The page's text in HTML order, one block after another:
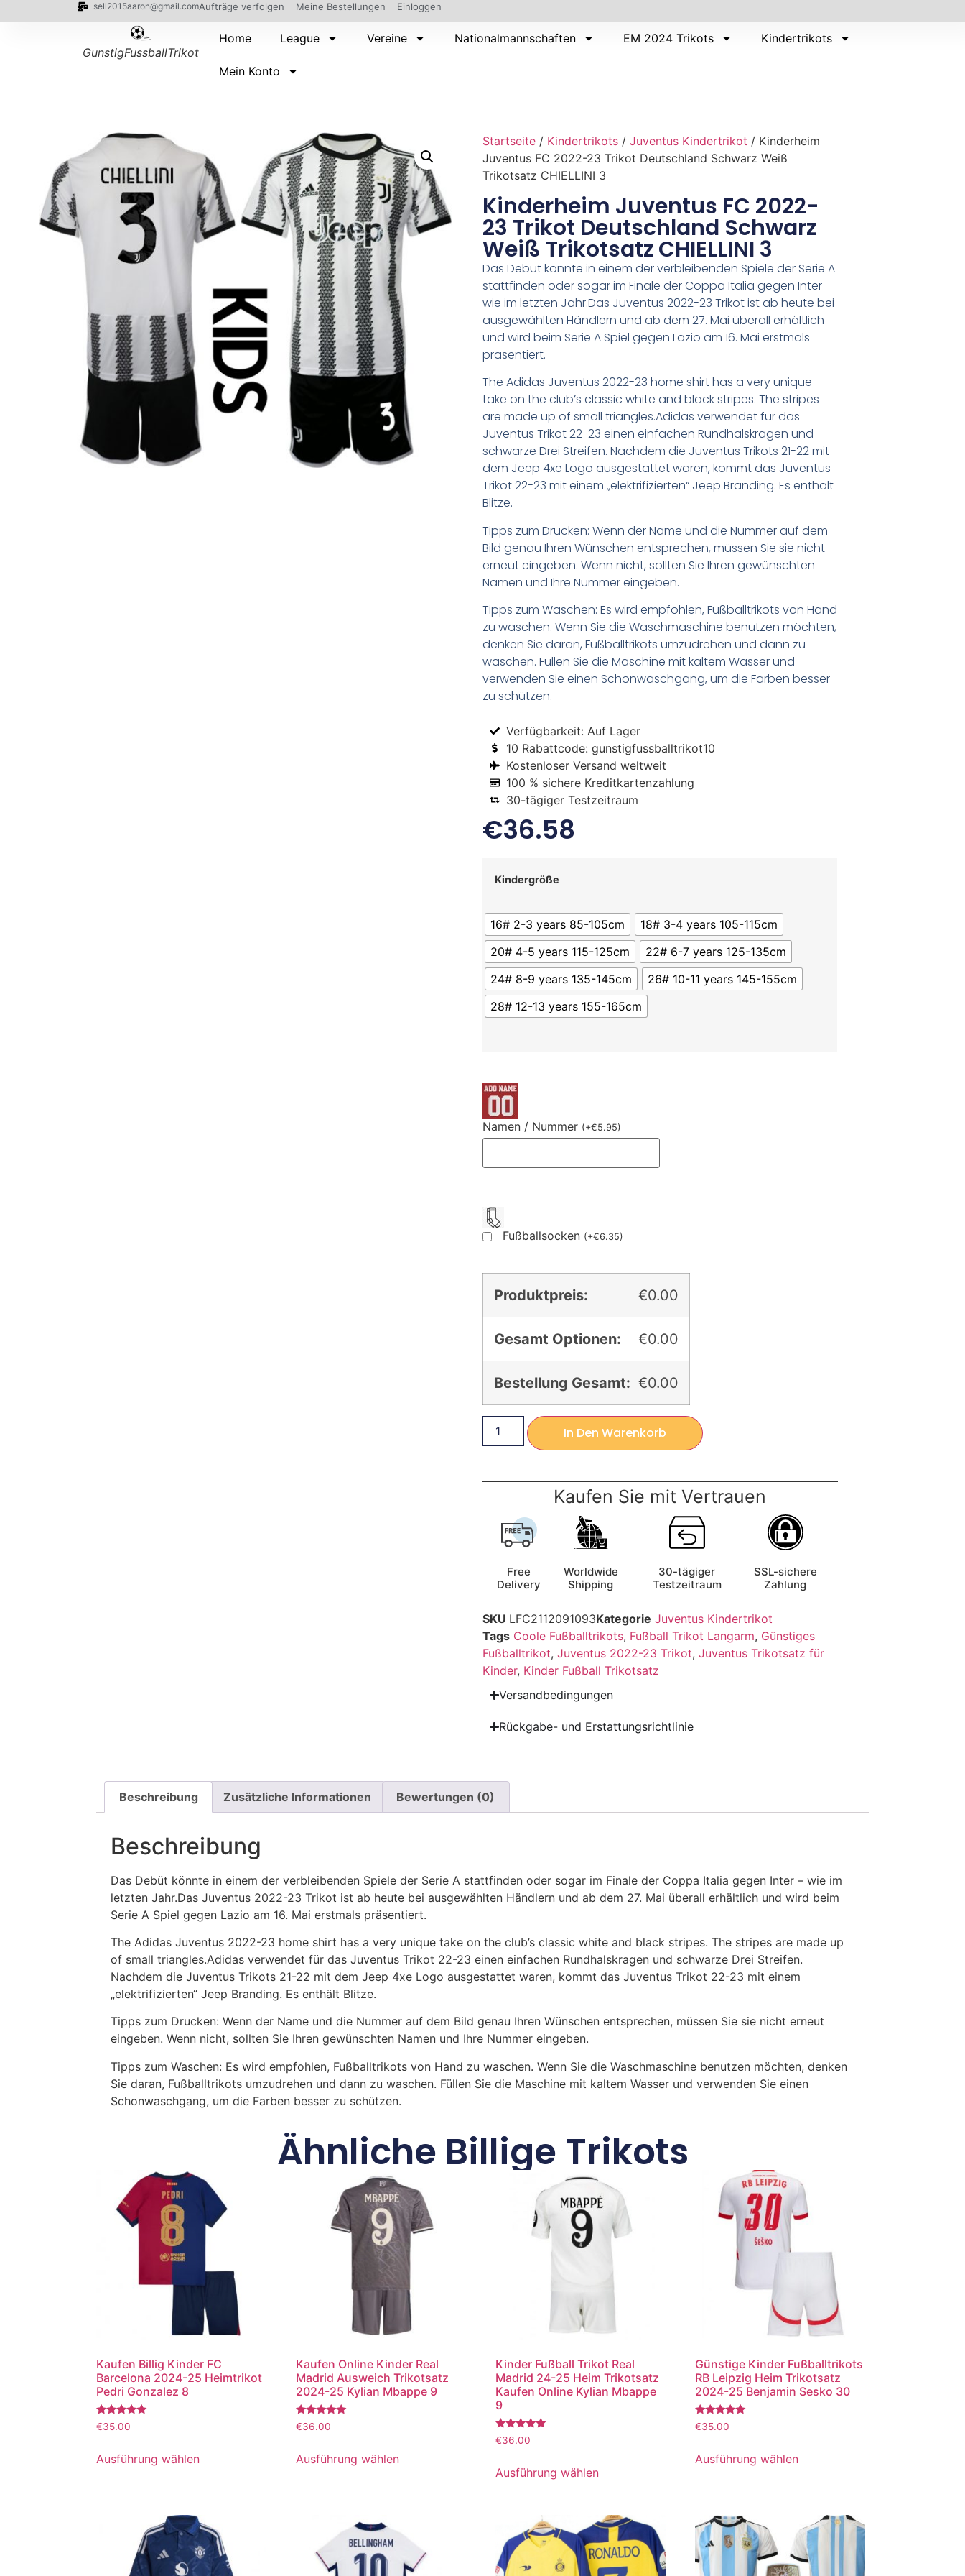
sell2015aaron@gmail.comAufträge verfolgen Meine Bestellungen Einloggen
GunstigFussballTrikot
Home League Vereine Nationalmannschaften EM 2024 Trikots Kindertrikots
Mein Konto
Startseite / Kindertrikots / Juventus Kindertrikot / Kinderheim
Juventus FC 2022-23 Trikot Deutschland Schwarz Weiß
Trikotsatz CHIELLINI 3
Kinderheim Juventus FC 2022-
23 Trikot Deutschland Schwarz
Weiß Trikotsatz CHIELLINI 3
Das Debüt könnte in einem der verbleibenden Spiele der Serie A
stattfinden oder sogar im Finale der Coppa Italia gegen Inter –
wie im letzten Jahr.Das Juventus 2022-23 Trikot ist ab heute bei
ausgewählten Händlern und ab dem 27. Mai überall erhältlich
und wird beim Serie A Spiel gegen Lazio am 16. Mai erstmals
präsentiert.
The Adidas Juventus 2022-23 home shirt has a very unique
take on the club’s classic white and black stripes. The stripes
are made up of small triangles.Adidas verwendet für das
Juventus Trikot 22-23 einen einfachen Rundhalskragen und
schwarze Drei Streifen. Nachdem die Juventus Trikots 21-22 mit
dem Jeep 4xe Logo ausgestattet waren, kommt das Juventus
Trikot 22-23 mit einem „elektrifizierten“ Jeep Branding. Es enthält
Blitze.
Tipps zum Drucken: Wenn der Name und die Nummer auf dem
Bild genau Ihren Wünschen entsprechen, müssen Sie sie nicht
erneut eingeben. Wenn nicht, sollten Sie Ihren gewünschten
Namen und Ihre Nummer eingeben.
Tipps zum Waschen: Es wird empfohlen, Fußballtrikots von Hand
zu waschen. Wenn Sie die Waschmaschine benutzen möchten,
denken Sie daran, Fußballtrikots umzudrehen und dann zu
waschen. Füllen Sie die Maschine mit kaltem Wasser und
verwenden Sie einen Schonwaschgang, um die Farben besser
zu schützen.
Verfügbarkeit: Auf Lager
10 Rabattcode: gunstigfussballtrikot10
Kostenloser Versand weltweit
100 % sichere Kreditkartenzahlung
30-tägiger Testzeitraum
€36.58
Kindergröße
16# 2-3 years 85-105cm
18# 3-4 years 105-115cm
20# 4-5 years 115-125cm
22# 6-7 years 125-135cm
24# 8-9 years 135-145cm
26# 10-11 years 145-155cm
28# 12-13 years 155-165cm
Namen / Nummer (+€5.95)
Fußballsocken (+€6.35)
Produktpreis: €0.00
Gesamt Optionen: €0.00
Bestellung Gesamt: €0.00
In Den Warenkorb
Kaufen Sie mit Vertrauen
Free
Delivery
Worldwide
Shipping
30-tägiger
Testzeitraum
SSL-sichere
Zahlung
SKU LFC2112091093Kategorie Juventus Kindertrikot
Tags Coole Fußballtrikots, Fußball Trikot Langarm, Günstiges
Fußballtrikot, Juventus 2022-23 Trikot, Juventus Trikotsatz für
Kinder, Kinder Fußball Trikotsatz
Versandbedingungen
Rückgabe- und Erstattungsrichtlinie
Beschreibung Zusätzliche Informationen Bewertungen (0)
Beschreibung
Das Debüt könnte in einem der verbleibenden Spiele der Serie A stattfinden oder sogar im Finale der Coppa Italia gegen Inter – wie im
letzten Jahr.Das Juventus 2022-23 Trikot ist ab heute bei ausgewählten Händlern und ab dem 27. Mai überall erhältlich und wird beim
Serie A Spiel gegen Lazio am 16. Mai erstmals präsentiert.
The Adidas Juventus 2022-23 home shirt has a very unique take on the club’s classic white and black stripes. The stripes are made up
of small triangles.Adidas verwendet für das Juventus Trikot 22-23 einen einfachen Rundhalskragen und schwarze Drei Streifen.
Nachdem die Juventus Trikots 21-22 mit dem Jeep 4xe Logo ausgestattet waren, kommt das Juventus Trikot 22-23 mit einem
„elektrifizierten“ Jeep Branding. Es enthält Blitze.
Tipps zum Drucken: Wenn der Name und die Nummer auf dem Bild genau Ihren Wünschen entsprechen, müssen Sie sie nicht erneut
eingeben. Wenn nicht, sollten Sie Ihren gewünschten Namen und Ihre Nummer eingeben.
Tipps zum Waschen: Es wird empfohlen, Fußballtrikots von Hand zu waschen. Wenn Sie die Waschmaschine benutzen möchten, denken
Sie daran, Fußballtrikots umzudrehen und dann zu waschen. Füllen Sie die Maschine mit kaltem Wasser und verwenden Sie einen
Schonwaschgang, um die Farben besser zu schützen.
Ähnliche Billige Trikots
Kaufen Billig Kinder FC
Barcelona 2024-25 Heimtrikot
Pedri Gonzalez 8
Bewertet
mit
€35.00
Ausführung wählen
Kaufen Online Kinder Real
Madrid Ausweich Trikotsatz
2024-25 Kylian Mbappe 9
Bewertet
mit
€36.00
Ausführung wählen
Kinder Fußball Trikot Real
Madrid 24-25 Heim Trikotsatz
Kaufen Online Kylian Mbappe
9
Bewertet
mit
€36.00
Ausführung wählen
Günstige Kinder Fußballtrikots
RB Leipzig Heim Trikotsatz
2024-25 Benjamin Sesko 30
Bewertet
mit
€35.00
Ausführung wählen